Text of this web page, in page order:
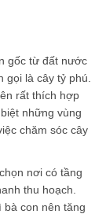
gốc từ đất nước
là cây tỷ phú.
rất thích hợp
những vùng
chăm sóc cây
nơi có tầng
thu hoạch.
bà con nên tăng